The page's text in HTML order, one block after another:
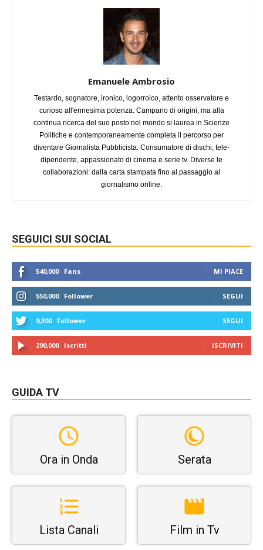
Emanuele Ambrosio
Testardo, sognatore, ironico, logorroico, attento osservatore e
curioso all'ennesima potenza. Campano di origini, ma alla
continua ricerca del suo posto nel mondo si laurea in Scienze
Politiche e contemporaneamente completa il percorso per
diventare Giornalista Pubblicista. Consumatore di dischi, tele-
dipendente, appassionato di cinema e serie tv. Diverse le
collaborazioni: dalla carta stampata fino al passaggio al
giornalismo online.
SEGUICI SUI SOCIAL
540,000 Fans MI PIACE
550,000 Follower SEGUI
9,300 Follower SEGUI
290,000 Iscritti ISCRIVITI
GUIDA TV
Ora in Onda Serata
Lista Canali Film in Tv